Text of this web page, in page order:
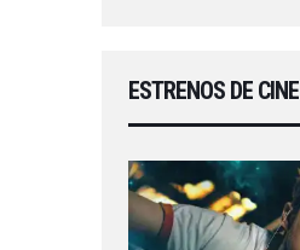
ESTRENOS DE CINE